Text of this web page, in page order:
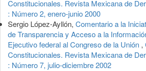
Constitucionales. Revista Mexicana de
: Número 2, enero-junio 2000
Sergio López-Ayllón, Comentario a la
de Transparencia y Acceso a la
Ejecutivo federal al Congreso de la Unión ,
Constitucionales. Revista Mexicana de
: Número 7, julio-diciembre 2002